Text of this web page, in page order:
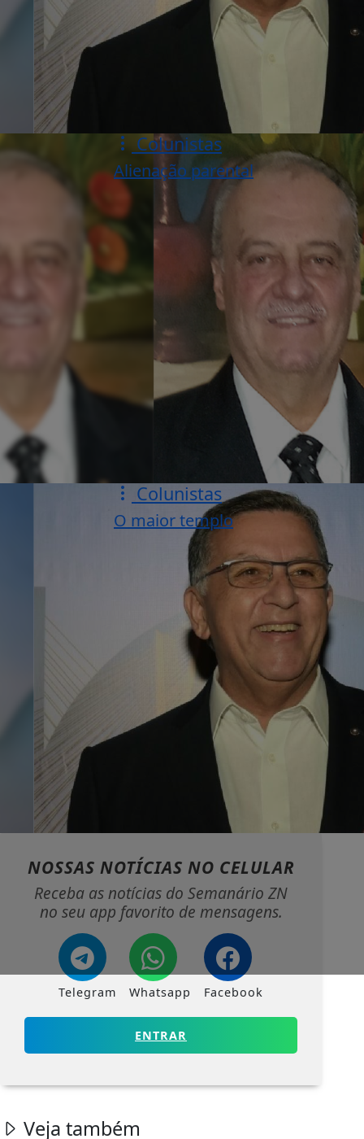
Colunistas
Alienação parental
Colunistas
O maior templo
NOSSAS NOTÍCIAS NO CELULAR
Receba as notícias do Semanário ZN
no seu app favorito de mensagens.
Telegram Whatsapp Facebook
ENTRAR
Veja também